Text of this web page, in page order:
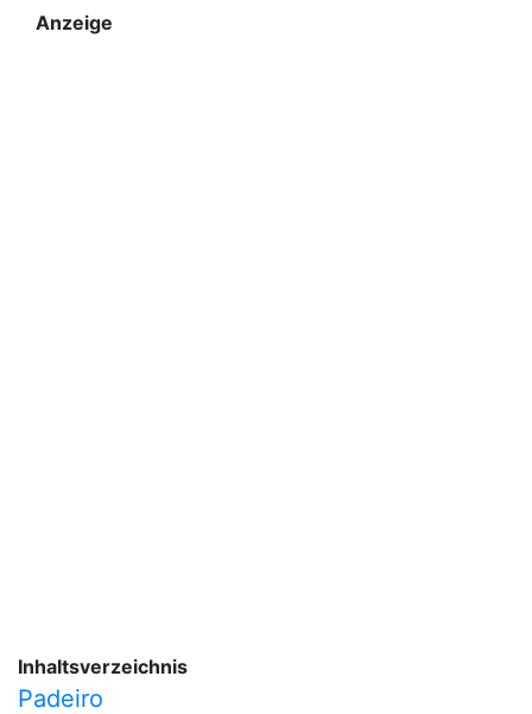
Anzeige
Inhaltsverzeichnis
Padeiro